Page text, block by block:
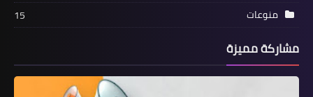
منوعات
15
مشاركة مميزة